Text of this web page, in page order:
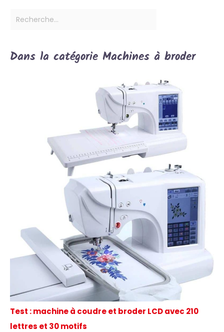
Dans la catégorie Machines à broder
Test : machine à coudre et broder LCD avec 210
lettres et 30 motifs